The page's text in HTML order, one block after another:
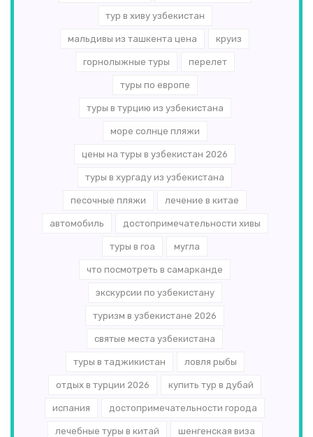
тур в хиву узбекистан
мальдивы из ташкента цена круиз
горнолыжные туры перелет
туры по европе
туры в турцию из узбекистана
море солнце пляжи
цены на туры в узбекистан 2026
туры в хургаду из узбекистана
песочные пляжи лечение в китае
автомобиль достопримечательности хивы
туры в гоа мугла
что посмотреть в самарканде
экскурсии по узбекистану
туризм в узбекистане 2026
святые места узбекистана
туры в таджикистан ловля рыбы
отдых в турции 2026 купить тур в дубай
испания достопримечательности города
лечебные туры в китай шенгенская виза